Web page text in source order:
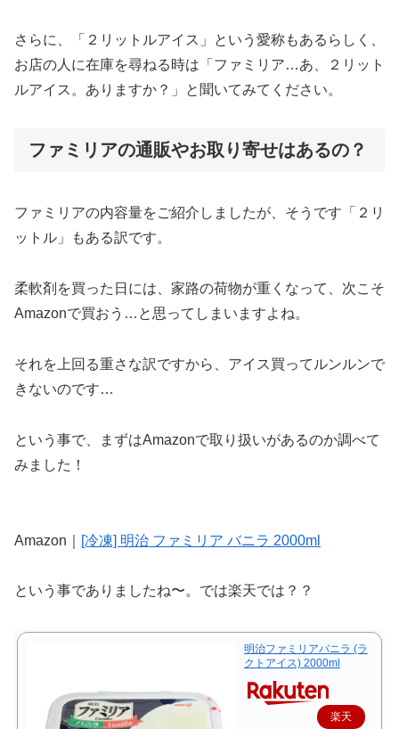
さらに、「２リットルアイス」という愛称もあるらしく、
お店の人に在庫を尋ねる時は「ファミリア…あ、２リット
ルアイス。ありますか？」と聞いてみてください。
ファミリアの通販やお取り寄せはあるの？
ファミリアの内容量をご紹介しましたが、そうです「２リ
ットル」もある訳です。
柔軟剤を買った日には、家路の荷物が重くなって、次こそ
Amazonで買おう…と思ってしまいますよね。
それを上回る重さな訳ですから、アイス買ってルンルンで
きないのです…
という事で、まずはAmazonで取り扱いがあるのか調べて
みました！
Amazon｜ [冷凍] 明治 ファミリア バニラ 2000ml
という事でありましたね〜。では楽天では？？
明治ファミリアバニラ (ラ
クトアイス) 2000ml
楽天